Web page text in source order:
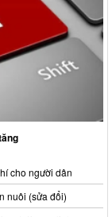
cho người dân
nuôi (sửa đổi)